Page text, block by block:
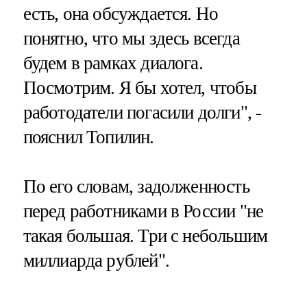
есть, она обсуждается. Но
понятно, что мы здесь всегда
будем в рамках диалога.
Посмотрим. Я бы хотел, чтобы
работодатели погасили долги", -
пояснил Топилин.
По его словам, задолженность
перед работниками в России "не
такая большая. Три с небольшим
миллиарда рублей".